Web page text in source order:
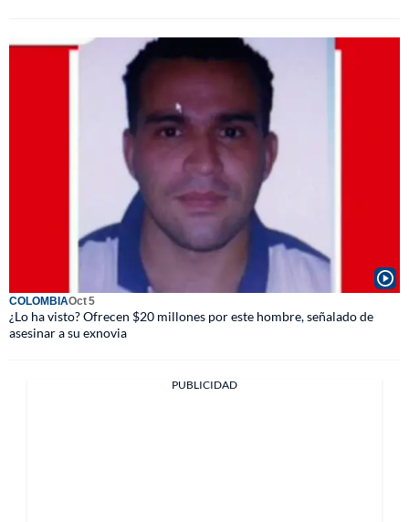
COLOMBIAOct 5
¿Lo ha visto? Ofrecen $20 millones por este hombre, señalado de
asesinar a su exnovia
PUBLICIDAD